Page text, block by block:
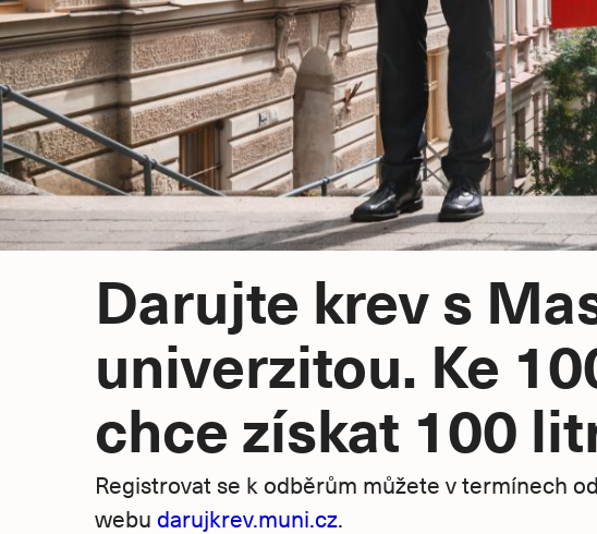
Darujte krev s
univerzitou. Ke
chce získat 100
Registrovat se k odběrům můžete v termínech
webu darujkrev.muni.cz.